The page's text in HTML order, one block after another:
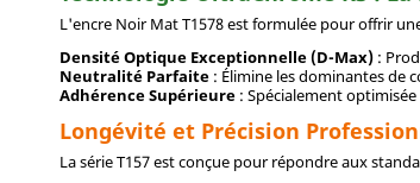
L'encre Noir Mat T1578 est formulée pour offrir
Densité Optique Exceptionnelle (D-Max) :
Neutralité Parfaite : Élimine les dominantes de
Adhérence Supérieure : Spécialement
Longévité et Précision
La série T157 est conçue pour répondre aux